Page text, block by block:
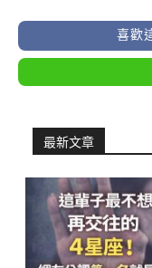
喜歡
最新文章